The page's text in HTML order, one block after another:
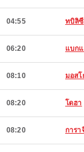
04:55 ทบิลิซี
06:20 แบก
08:10 มอสโ
08:20 โดฮา
08:20 การา